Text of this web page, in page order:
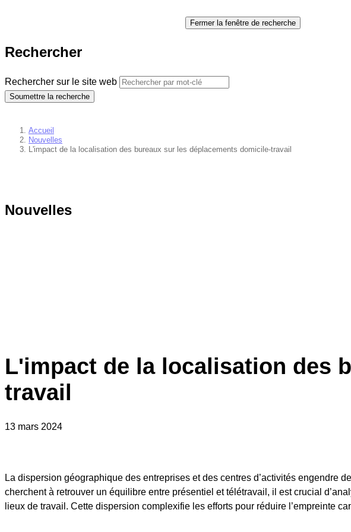
Fermer la fenêtre de recherche
Rechercher
Rechercher sur le site web
Soumettre la recherche
Accueil
Nouvelles
L'impact de la localisation des bureaux sur les déplacements domicile-travail
Nouvelles
L'impact de la localisation des
travail
13 mars 2024
La dispersion géographique des entreprises et des centres d’activités engendre
cherchent à retrouver un équilibre entre présentiel et télétravail, il est crucial
lieux de travail. Cette dispersion complexifie les efforts pour réduire l’empreinte